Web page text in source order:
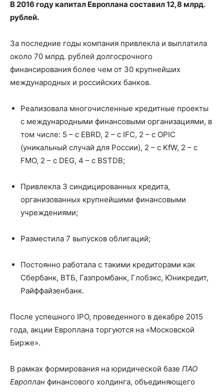
В 2016 году капитал Европлана составил 12,8 млрд.
рублей.
За последние годы компания привлекла и выплатила
около 70 млрд. рублей долгосрочного
финансирования более чем от 30 крупнейших
международных и российских банков.
Реализовала многочисленные кредитные проекты
с международными финансовыми организациями, в
том числе: 5 – с EBRD, 2 – с IFC, 2 – с OPIC
(уникальный случай для России), 2 – с KfW, 2 – с
FMO, 2 – с DEG, 4 – с BSTDB;
Привлекла 3 синдицированных кредита,
организованных крупнейшими финансовыми
учреждениями;
Разместила 7 выпусков облигаций;
Постоянно работала с такими кредиторами как
Сбербанк, ВТБ, Газпромбанк, Глобэкс, Юникредит,
Райффайзенбанк.
После успешного IPO, проведенного в декабре 2015
года, акции Европлана торгуются на «Московской
Бирже».
В рамках формирования на юридической базе ПАО
Европлан финансового холдинга, объединяющего